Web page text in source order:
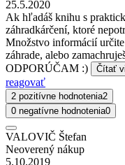
25.5.2020
Ak hľadáš knihu s
záhradkárčení, ktoré
Množstvo informácií
záhrade, alebo
ODPORÚČAM :)
Čítať
reagovať
2 pozitívne hodnotenia2
0 negatívne hodnotenia0
VALOVIČ Štefan
Neoverený nákup
5.10.2019